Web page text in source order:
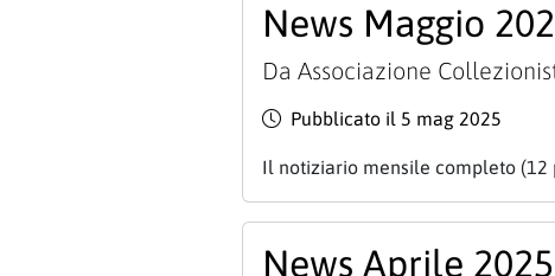
News Maggio
Da Associazione
Pubblicato il 5 mag 2025
Il notiziario mensile completo (12
News Aprile 2025